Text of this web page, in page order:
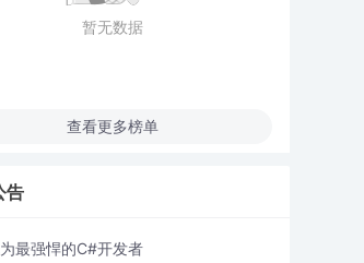
暂无数据
查看更多榜单
告
最强悍的C#开发者